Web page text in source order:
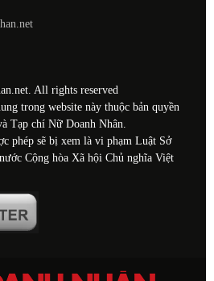
All rights reserved
trong website này thuộc bản quyền
Tạp chí Nữ Doanh Nhân.
phép sẽ bị xem là vi phạm Luật Sở
Cộng hòa Xã hội Chủ nghĩa Việt